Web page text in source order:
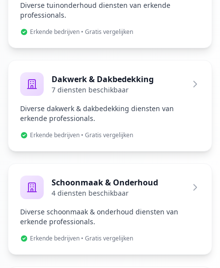
Diverse tuinonderhoud diensten van erkende
professionals.
Erkende bedrijven • Gratis vergelijken
Dakwerk & Dakbedekking
7 diensten beschikbaar
Diverse dakwerk & dakbedekking diensten van
erkende professionals.
Erkende bedrijven • Gratis vergelijken
Schoonmaak & Onderhoud
4 diensten beschikbaar
Diverse schoonmaak & onderhoud diensten van
erkende professionals.
Erkende bedrijven • Gratis vergelijken